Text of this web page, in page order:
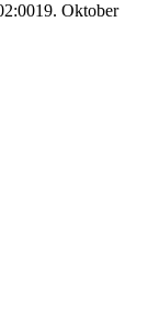
19. Oktober